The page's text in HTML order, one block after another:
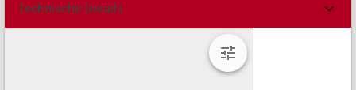
Technische Details